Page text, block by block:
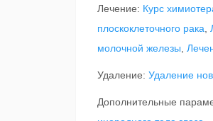
Лечение: Курс
плоскоклеточного рака
молочной железы
Удаление: Удаление
Дополнительные